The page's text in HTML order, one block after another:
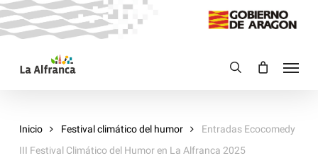
Skip
to
content
search
Menu
Inicio Festival climático del humor
Entradas Ecocomedy
III Festival Climático del Humor en La Alfranca 2025